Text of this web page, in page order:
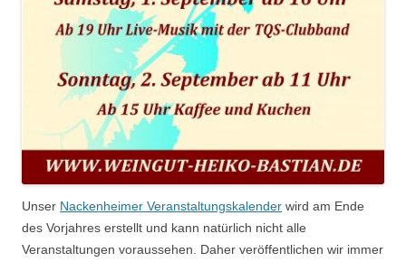
Unser Nackenheimer Veranstaltungskalender wird am Ende
des Vorjahres erstellt und kann natürlich nicht alle
Veranstaltungen voraussehen. Daher veröffentlichen wir immer